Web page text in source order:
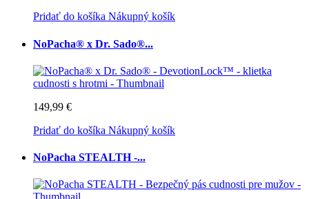
Pridať do košíka Nákupný košík
NoPacha® x Dr. Sado®...
149,99 €
Pridať do košíka Nákupný košík
NoPacha STEALTH -...